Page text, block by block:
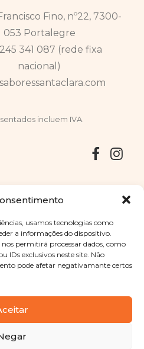
usamos tecnologias como
a informações do dispositivo.
permitirá processar dados, como
IDs exclusivos neste site. Não
pode afetar negativamante certos
Fino, nº22, 7300-
053 Portalegre
245 341 087 (rede fixa
nacional)
incluem IVA.
Santa Clara
. Todos os direitos
|Termos e condições
Agency